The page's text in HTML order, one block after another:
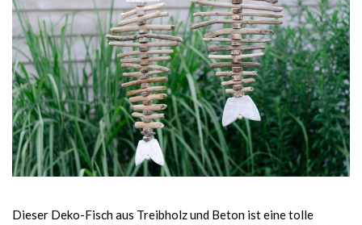
Dieser Deko-Fisch aus Treibholz und Beton ist eine tolle